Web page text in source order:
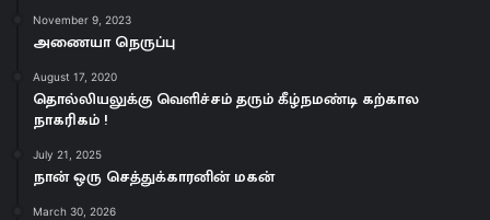
November 9, 2023
அணையா நெருப்பு
August 17, 2020
தொல்லியலுக்கு வெளிச்சம் தரும் கீழ்நமண்டி கற்கால
நாகரிகம் !
July 21, 2025
நான் ஒரு செத்துக்காரனின் மகன்
March 30, 2026